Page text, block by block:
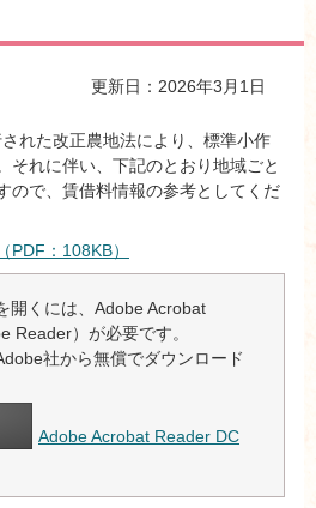
更新日：2026年3月1日
れた改正農地法により、標準小作
それに伴い、下記のとおり地域ごと
ので、賃借料情報の参考としてくだ
PDF：108KB）
開くには、Adobe Acrobat
Reader）が必要です。
社から無償でダウンロード
Adobe Acrobat Reader DC